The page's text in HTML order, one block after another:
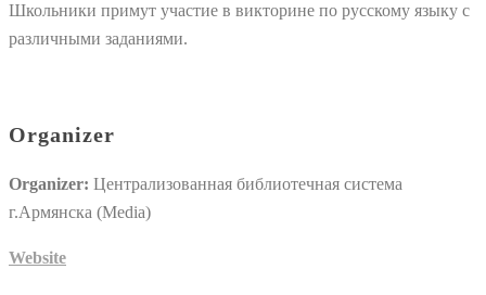
Школьники примут участие в викторине по русскому языку с
различными заданиями.
Organizer
Organizer: Централизованная библиотечная система
г.Армянска (Media)
Website